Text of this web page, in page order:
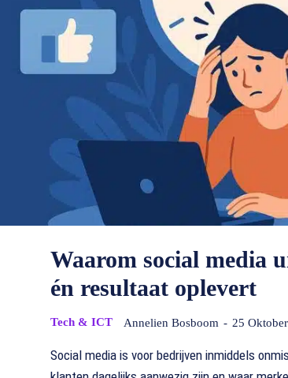
Waarom social media
én resultaat oplevert
Tech & ICT Annelien Bosboom - 25
Social media is voor bedrijven inmiddels